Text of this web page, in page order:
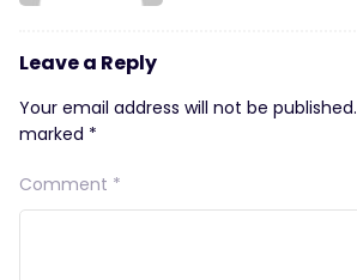
Leave a Reply
Your email address will not be published.
marked *
Comment *